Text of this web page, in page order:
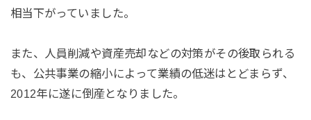
相当下がっていました。
また、人員削減や資産売却などの対策がその後取られる
も、公共事業の縮小によって業績の低迷はとどまらず、
2012年に遂に倒産となりました。